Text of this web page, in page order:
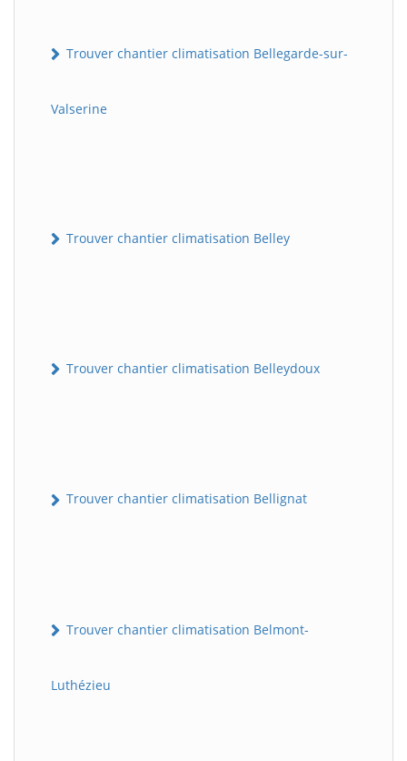
Trouver chantier climatisation Bellegarde-sur-
Valserine
Trouver chantier climatisation Belley
Trouver chantier climatisation Belleydoux
Trouver chantier climatisation Bellignat
Trouver chantier climatisation Belmont-
Luthézieu